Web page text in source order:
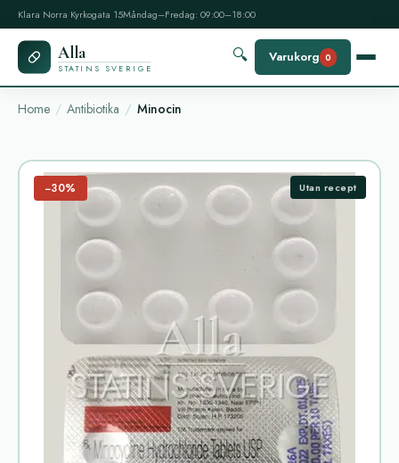
Klara Norra Kyrkogata 15Måndag–Fredag: 09:00–18:00
Alla
STATINS SVERIGE
🔍 Varukorg 0
Home Antibiotika Minocin
−30% Utan recept